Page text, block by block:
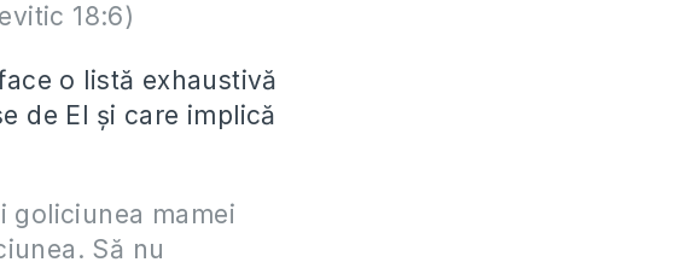
18:6)
o listă exhaustivă
de El şi care implică
goliciunea mamei
Să nu